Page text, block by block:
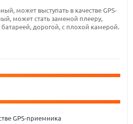
может выступать в качестве GPS-
может стать заменой плееру,
дорогой, с плохой камерой.
GPS-приемника